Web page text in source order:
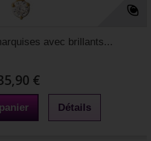
avec brillants...
€
Détails